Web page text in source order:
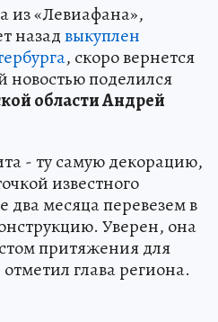
из «Левиафана»,
назадвыкуплен
, скоро вернется
поделился
области Андрей
- ту самую декорацию,
известного
месяца перевезем в
Уверен, она
притяжения для
глава региона.